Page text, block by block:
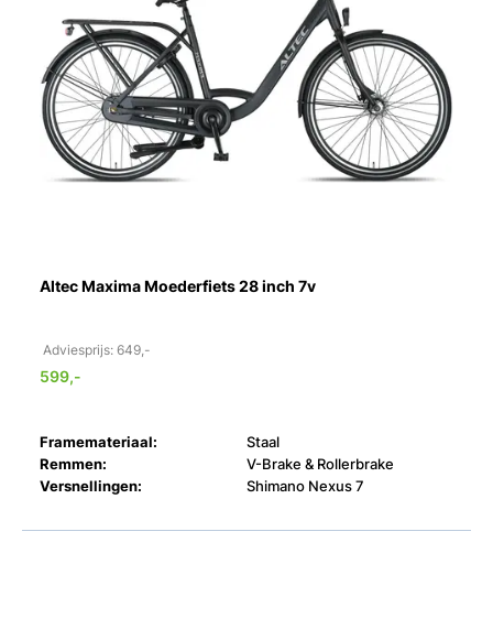
Altec Maxima Moederfiets 28 inch 7v
Adviesprijs: 649,-
599,-
Framemateriaal:
Staal
Remmen:
V-Brake & Rollerbrake
Versnellingen:
Shimano Nexus 7